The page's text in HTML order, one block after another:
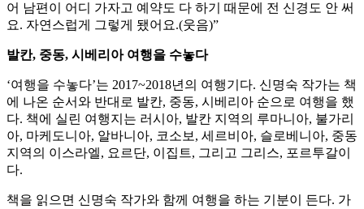
어 남편이 어디 가자고 예약도 다 하기 때문에 전 신경도 안 써
요. 자연스럽게 그렇게 됐어요.(웃음)”
발칸, 중동, 시베리아 여행을 수놓다
‘여행을 수놓다’는 2017~2018년의 여행기다. 신명숙 작가는 책
에 나온 순서와 반대로 발칸, 중동, 시베리아 순으로 여행을 했
다. 책에 실린 여행지는 러시아, 발칸 지역의 루마니아, 불가리
아, 마케도니아, 알바니아, 코소보, 세르비아, 슬로베니아, 중동
지역의 이스라엘, 요르단, 이집트, 그리고 그리스, 포르투갈이
다.
책을 읽으면 신명숙 작가와 함께 여행을 하는 기분이 든다. 가